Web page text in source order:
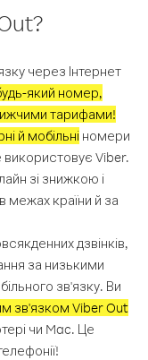
через Інтернет
який номер,
тарифами!
й мобільніномери
використовує Viber.
зі знижкою і
межах країни й за
дзвінків,
за низькими
зв'язку. Ви
зв'язком Viber Out
чи Mac. Це